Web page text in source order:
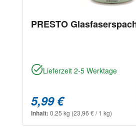
PRESTO
Lieferzeit 2-5 Werktage
5,99 €
Inhalt: 0.25 kg (23,96 € / 1 kg)